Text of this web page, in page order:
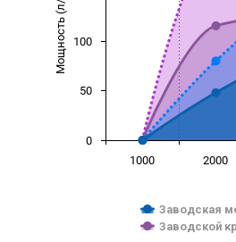
Мощность (л/с)
Заводская
Заводской
1000 2000
0
50
100